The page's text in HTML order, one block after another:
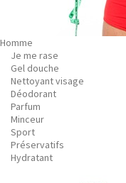
Homme
Je me rase
Gel douche
Nettoyant visage
Déodorant
Parfum
Minceur
Sport
Préservatifs
Hydratant